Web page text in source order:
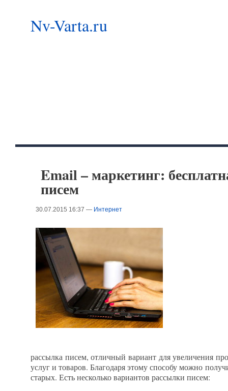
Nv-Varta.ru
Email – маркетинг:
писем
30.07.2015 16:37 — Интернет
рассылка писем, отличный вариант для увеличения
услуг и товаров. Благодаря этому способу можно
старых. Есть несколько вариантов рассылки писем: